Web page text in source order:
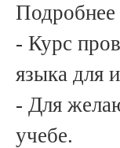
Подробнее
- Курс
языка для
- Для
учебе.